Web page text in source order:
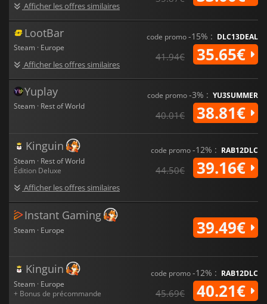
Afficher les offres similaires
LootBar
Steam · Europe
Afficher les offres similaires
code promo-15% : DLC13DEAL
41.94€ 35.65€
Yuplay
Steam · Rest of World
code promo-3% : YU3SUMMER
40.01€ 38.81€
Kinguin
Steam · Rest of World
Édition Deluxe
Afficher les offres similaires
code promo-12% : RAB12DLC
44.50€ 39.16€
Instant Gaming
Steam · Europe 39.49€
Kinguin
Steam · Europe
+ Bonus de précommande
code promo-12% : RAB12DLC
45.69€ 40.21€